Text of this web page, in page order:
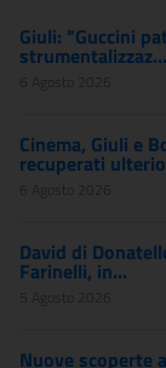
Giuli: "Guccini
strumentalizzaz...
6 Agosto 2026
Cinema, Giuli e
recuperati
6 Agosto 2026
David di
Farinelli, in...
5 Agosto 2026
Nuove scoperte